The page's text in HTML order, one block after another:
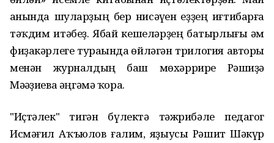
һанында шуларҙың бер нисәүһен һеҙҙең иғтибарға
тәҡдим итәбеҙ. Ябай кешеләрҙең батырлығы һәм
фиҙакәрлеге тураһында һөйләгән трилогия авторы
менән журналдың баш мөхәррире Рәшиҙә
Мәһәҙиева әңгәмә ҡора.
"Иҫтәлек" тигән бүлектә тәжрибәле педагог
Исмәғил Аҡъюлов ғалим, яҙыусы Рәшит Шәкүр